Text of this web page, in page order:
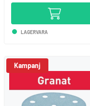
LAGERVARA
Kampanj